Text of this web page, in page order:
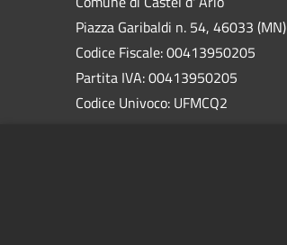
Piazza Garibaldi n. 54, 46033 (MN)
Codice Fiscale: 00413950205
Partita IVA: 00413950205
Codice Univoco: UFMCQ2